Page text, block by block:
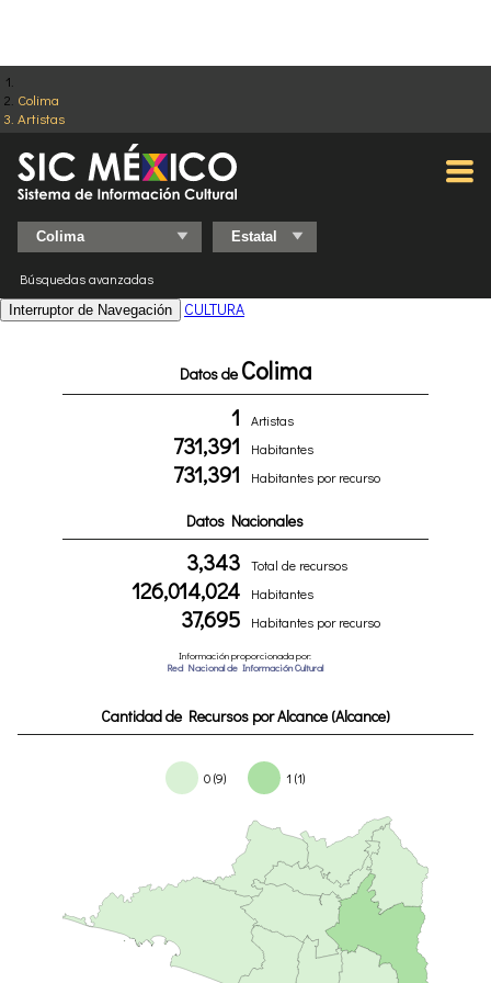
Colima
Artistas
Búsquedas avanzadas
Interruptor de Navegación CULTURA
Datos de Colima
1 Artistas
731,391 Habitantes
731,391 Habitantes por recurso
Datos Nacionales
3,343 Total de recursos
126,014,024 Habitantes
37,695 Habitantes por recurso
Información proporcionada por:
Red Nacional de Información Cultural
Cantidad de Recursos por Alcance (Alcance)
0 (9) 1 (1)